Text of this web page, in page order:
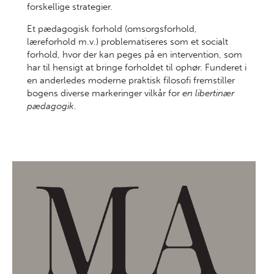
forskellige strategier.
Et pædagogisk forhold (omsorgsforhold,
læreforhold m.v.) problematiseres som et socialt
forhold, hvor der kan peges på en intervention, som
har til hensigt at bringe forholdet til ophør. Funderet i
en anderledes moderne praktisk filosofi fremstiller
bogens diverse markeringer vilkår for en libertinær
pædagogik.